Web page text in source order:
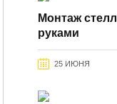
Монтаж
руками
25 ИЮНЯ